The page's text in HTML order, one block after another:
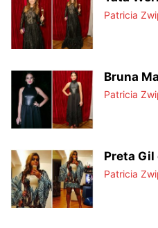
Patricia
Bruna
Patricia
Preta Gil
Patricia